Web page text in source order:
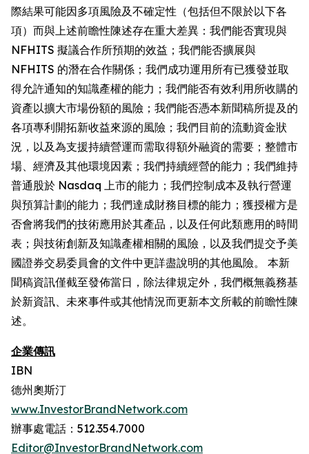
際結果可能因多項風險及不確定性（包括但不限於以下各
項）而與上述前瞻性陳述存在重大差異：我們能否實現與
NFHITS 擬議合作所預期的效益；我們能否擴展與
NFHITS 的潛在合作關係；我們成功運用所有已獲發並取
得允許通知的知識產權的能力；我們能否有效利用所收購的
資產以擴大市場份額的風險；我們能否憑本新聞稿所提及的
各項專利開拓新收益來源的風險；我們目前的流動資金狀
況，以及為支援持續營運而需取得額外融資的需要；整體市
場、經濟及其他環境因素；我們持續經營的能力；我們維持
普通股於 Nasdaq 上市的能力；我們控制成本及執行營運
與預算計劃的能力；我們達成財務目標的能力；獲授權方是
否會將我們的技術應用於其產品，以及任何此類應用的時間
表；與技術創新及知識產權相關的風險，以及我們提交予美
國證券交易委員會的文件中更詳盡說明的其他風險。 本新
聞稿資訊僅截至發佈當日，除法律規定外，我們概無義務基
於新資訊、未來事件或其他情況而更新本文所載的前瞻性陳
述。
企業傳訊
IBN
德州奧斯汀
www.InvestorBrandNetwork.com
辦事處電話：512.354.7000
Editor@InvestorBrandNetwork.com